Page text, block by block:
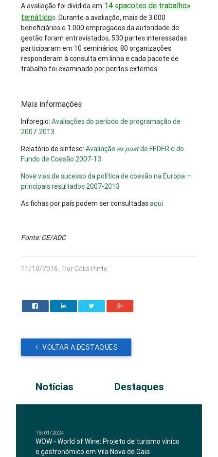
A avaliação foi dividida em 14 «pacotes de trabalho»
temáticos. Durante a avaliação, mais de 3.000
beneficiários e 1.000 empregados da autoridade de
gestão foram entrevistados, 530 partes interessadas
participaram em 10 seminários, 80 organizações
responderam à consulta em linha e cada pacote de
trabalho foi examinado por peritos externos.
Mais informações
Inforegio:Avaliações do período de programação de
2007-2013
Relatório de síntese:Avaliação ex postdo FEDER e do
Fundo de Coesão 2007-13
Nove vias de sucesso da política de coesão na Europa —
principais resultados 2007-2013
As fichas por país podem ser consultadasaqui
Fonte: CE/ADC
11/10/2016 , Por Célia Pinto
VOLTAR A DESTAQUES
Notícias Destaques
18/01/2024
WOW - World of Wine: Projeto de turismo vínico
e gastronómico em Vila Nova de Gaia